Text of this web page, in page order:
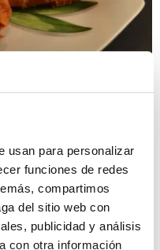
usan para personalizar
funciones de redes
compartimos
del sitio web con
publicidad y análisis
con otra información
pan